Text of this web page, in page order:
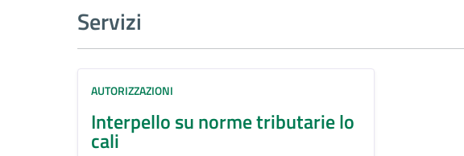
Servizi
AUTORIZZAZIONI
Interpello su norme tributarie lo
cali